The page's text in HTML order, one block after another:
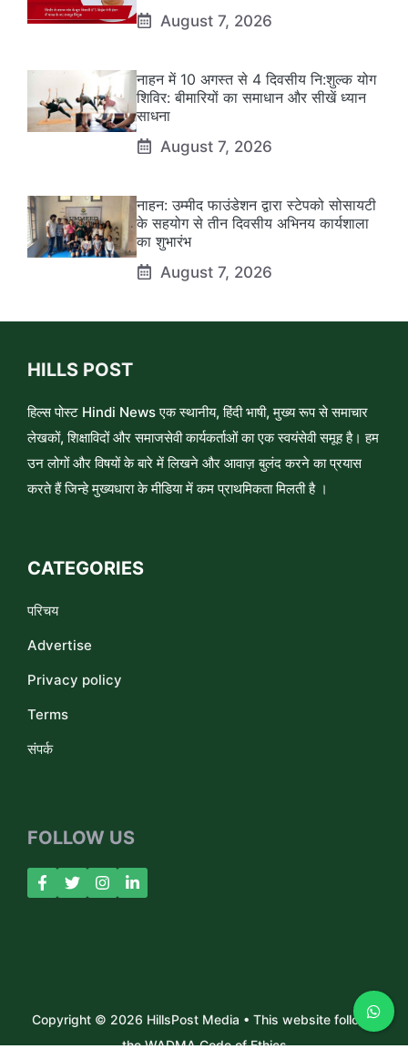
August 7, 2026
नाहन में 10 अगस्त से 4 दिवसीय नि:शुल्क योग
शिविर: बीमारियों का समाधान और सीखें ध्यान
साधना
August 7, 2026
नाहन: उम्मीद फाउंडेशन द्वारा स्टेपको सोसायटी
के सहयोग से तीन दिवसीय अभिनय कार्यशाला
का शुभारंभ
August 7, 2026
HILLS POST
हिल्स पोस्ट Hindi News एक स्थानीय, हिंदी भाषी, मुख्य रूप से समाचार
लेखकों, शिक्षाविदों और समाजसेवी कार्यकर्ताओं का एक स्वयंसेवी समूह है। हम
उन लोगों और विषयों के बारे में लिखने और आवाज़ बुलंद करने का प्रयास
करते हैं जिन्हे मुख्यधारा के मीडिया में कम प्राथमिकता मिलती है ।
CATEGORIES
परिचय
Advertise
Privacy policy
Terms
संपर्क
FOLLOW US
Copyright © 2026 HillsPost Media • This website follows
the WADMA Code of Ethics